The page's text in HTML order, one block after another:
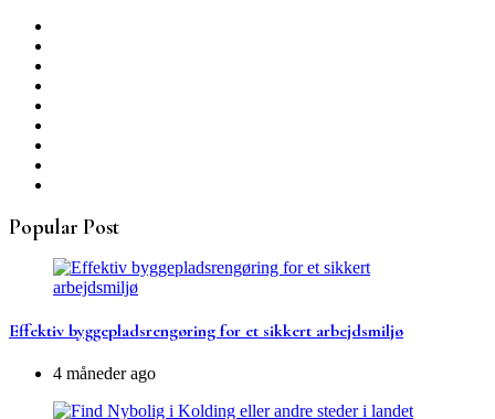
Popular Post
Effektiv byggepladsrengøring for et sikkert arbejdsmiljø
4 måneder ago